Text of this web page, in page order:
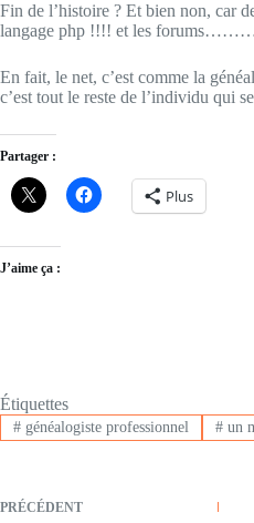
Fin de l’histoire ? Et bien non, car
langage php !!!! et les
En fait, le net, c’est comme la
c’est tout le reste de l’individu qui
Partager :
Plus
J’aime ça :
Étiquettes
#généalogiste professionnel #un
PRÉCÉDENT